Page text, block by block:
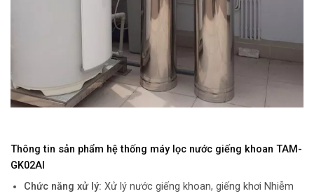
Thông tin sản phẩm hệ thống máy lọc nước giếng khoan TAM-
GK02AI
Chức năng xử lý: Xử lý nước giếng khoan, giếng khơi Nhiễm